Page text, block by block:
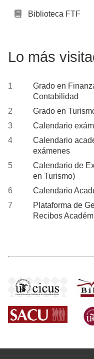
Biblioteca FTF
Lo más
Grado en
Contabilidad
Grado en
Calendario
Calendario
exámenes
Calendario de
en Turismo)
Calendario
Plataforma de
Recibos